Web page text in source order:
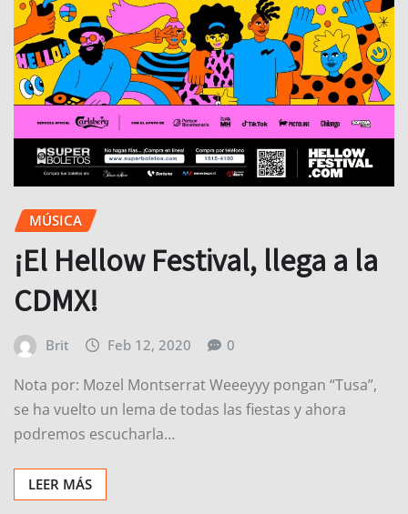
MÚSICA
¡El Hellow Festival, llega a la
CDMX!
Brit Feb 12, 2020 0
Nota por: Mozel Montserrat Weeeyyy pongan “Tusa”,
se ha vuelto un lema de todas las fiestas y ahora
podremos escucharla…
LEER MÁS